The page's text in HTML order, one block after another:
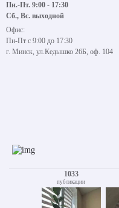
Пн.-Пт. 9:00 - 17:30
Сб., Вс. выходной
Офис:
Пн-Пт с 9:00 до 17:30
г. Минск, ул.Кедышко 26Б, оф. 104
1033
публикации